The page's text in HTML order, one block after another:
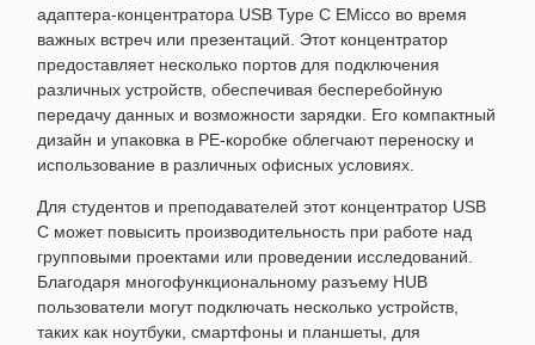
адаптера-концентратора USB Type C EMicco во время
важных встреч или презентаций. Этот концентратор
предоставляет несколько портов для подключения
различных устройств, обеспечивая бесперебойную
передачу данных и возможности зарядки. Его компактный
дизайн и упаковка в PE-коробке облегчают переноску и
использование в различных офисных условиях.
Для студентов и преподавателей этот концентратор USB
C может повысить производительность при работе над
групповыми проектами или проведении исследований.
Благодаря многофункциональному разъему HUB
пользователи могут подключать несколько устройств,
таких как ноутбуки, смартфоны и планшеты, для